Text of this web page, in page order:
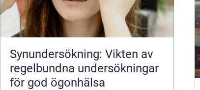
Synundersökning: Vikten av
regelbundna undersökningar
för god ögonhälsa